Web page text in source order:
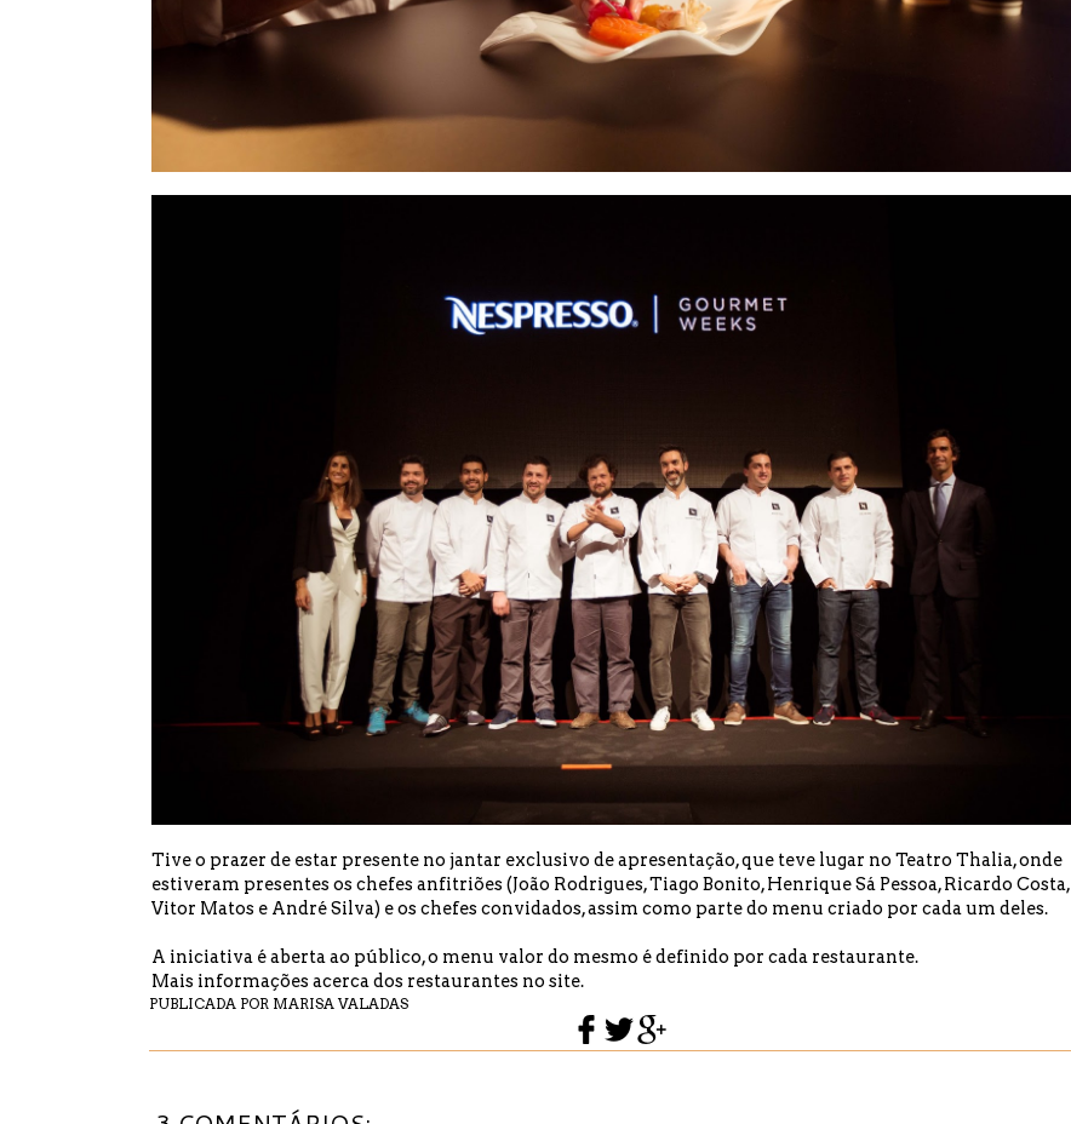
Tive o prazer de estar presente no jantar exclusivo de apresentação, que teve lugar no Teatro Thalia, onde
estiveram presentes os chefes anfitriões (João Rodrigues, Tiago Bonito, Henrique Sá Pessoa, Ricardo Costa,
Vitor Matos e André Silva) e os chefes convidados, assim como parte do menu criado por cada um deles.
A iniciativa é aberta ao público, o menu valor do mesmo é definido por cada restaurante.
Mais informações acerca dos restaurantes no site.
PUBLICADA POR MARISA VALADAS